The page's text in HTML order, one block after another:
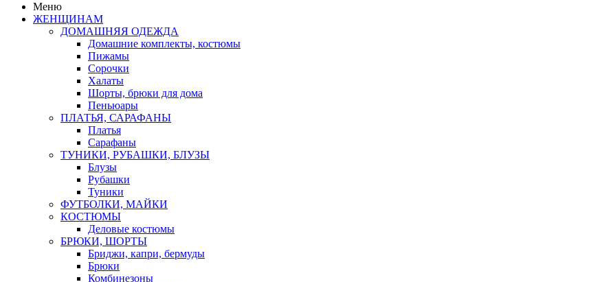
Меню
ЖЕНЩИНАМ
ДОМАШНЯЯ ОДЕЖДА
Домашние комплекты, костюмы
Пижамы
Сорочки
Халаты
Шорты, брюки для дома
Пеньюары
ПЛАТЬЯ, САРАФАНЫ
Платья
Сарафаны
ТУНИКИ, РУБАШКИ, БЛУЗЫ
Блузы
Рубашки
Туники
ФУТБОЛКИ, МАЙКИ
КОСТЮМЫ
Деловые костюмы
БРЮКИ, ШОРТЫ
Бриджи, капри, бермуды
Брюки
Комбинезоны